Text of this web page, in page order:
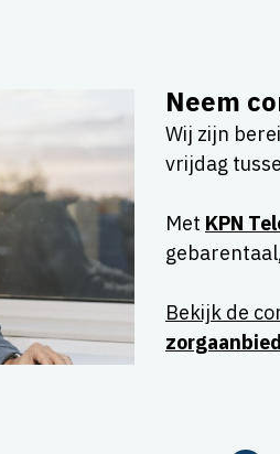
Neem
Wij zijn
vrijdag
Met KPN
Bekijk de